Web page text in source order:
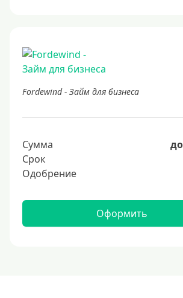
Fordewind - Займ для бизнеса
Сумма
Срок
Одобрение
Оформить